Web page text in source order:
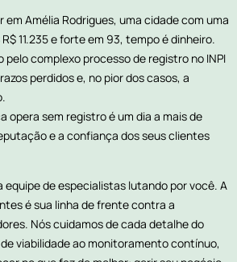
em Amélia Rodrigues, uma cidade com uma
11.235 e forte em 93, tempo é dinheiro.
pelo complexo processo de registro no INPI
perdidos e, no pior dos casos, a
opera sem registro é um dia a mais de
e a confiança dos seus clientes
equipe de especialistas lutando por você. A
é sua linha de frente contra a
Nós cuidamos de cada detalhe do
viabilidade ao monitoramento contínuo,